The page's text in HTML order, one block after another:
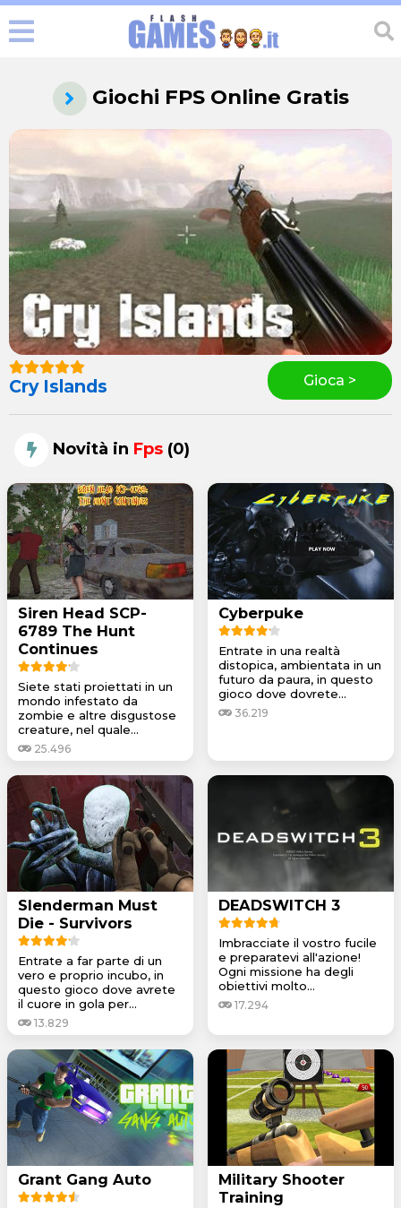
Giochi FPS Online Gratis
Cry Islands Gioca >
Novità in Fps (0)
Siren Head SCP-
6789 The Hunt
Continues
Siete stati proiettati in un
mondo infestato da
zombie e altre disgustose
creature, nel quale...
25.496
Cyberpuke
Entrate in una realtà
distopica, ambientata in un
futuro da paura, in questo
gioco dove dovrete...
36.219
Slenderman Must
Die - Survivors
Entrate a far parte di un
vero e proprio incubo, in
questo gioco dove avrete
il cuore in gola per...
13.829
DEADSWITCH 3
Imbracciate il vostro fucile
e preparatevi all'azione!
Ogni missione ha degli
obiettivi molto...
17.294
Grant Gang Auto
Military Shooter
Training